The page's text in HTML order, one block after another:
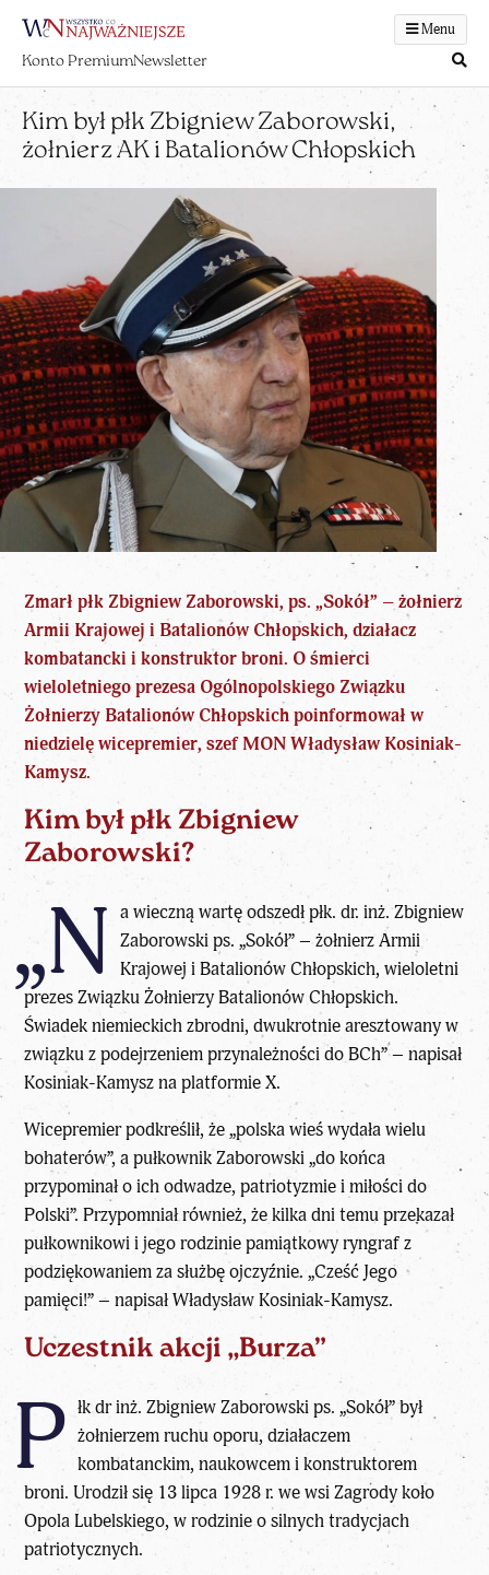
Menu
Konto PremiumNewsletter
Kim był płk Zbigniew Zaborowski,
żołnierz AK i Batalionów Chłopskich
Zmarł płk Zbigniew Zaborowski, ps. „Sokół” –żołnierz
Armii Krajowej i Batalionów Chłopskich, działacz
kombatancki i konstruktor broni. O śmierci
wieloletniego prezesa Ogólnopolskiego Związku
Żołnierzy Batalionów Chłopskich poinformował w
niedzielę wicepremier, szef MON Władysław Kosiniak-
Kamysz.
Kim był płk Zbigniew
Zaborowski?
„N a wieczną wartę odszedł płk. dr. inż. Zbigniew
Zaborowski ps. „Sokół” – żołnierz Armii
Krajowej i Batalionów Chłopskich, wieloletni
prezes Związku Żołnierzy Batalionów Chłopskich.
Świadek niemieckich zbrodni, dwukrotnie aresztowany w
związku z podejrzeniem przynależności do BCh” – napisał
Kosiniak-Kamysz na platformie X.
Wicepremier podkreślił, że „polska wieś wydała wielu
bohaterów”, a pułkownik Zaborowski „do końca
przypominał o ich odwadze, patriotyzmie i miłości do
Polski”. Przypomniał również, że kilka dni temu przekazał
pułkownikowi i jego rodzinie pamiątkowy ryngraf z
podziękowaniem za służbę ojczyźnie. „Cześć Jego
pamięci!” – napisał Władysław Kosiniak-Kamysz.
Uczestnik akcji „Burza”
P łk dr inż. Zbigniew Zaborowski ps. „Sokół” był
żołnierzem ruchu oporu, działaczem
kombatanckim, naukowcem i konstruktorem
broni. Urodził się 13 lipca 1928 r. we wsi Zagrody koło
Opola Lubelskiego, w rodzinie o silnych tradycjach
patriotycznych.